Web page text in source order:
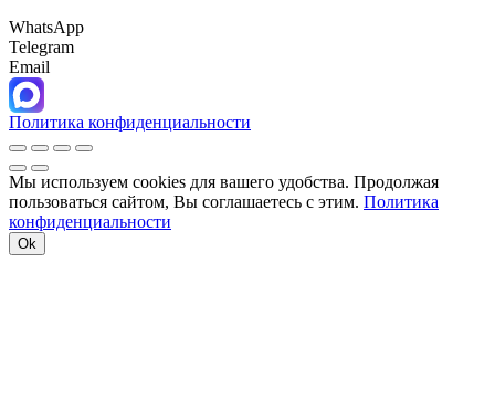
WhatsApp
Telegram
Email
Политика конфиденциальности
Мы используем cookies для вашего удобства. Продолжая
пользоваться сайтом, Вы соглашаетесь с этим. Политика
конфиденциальности
Ok